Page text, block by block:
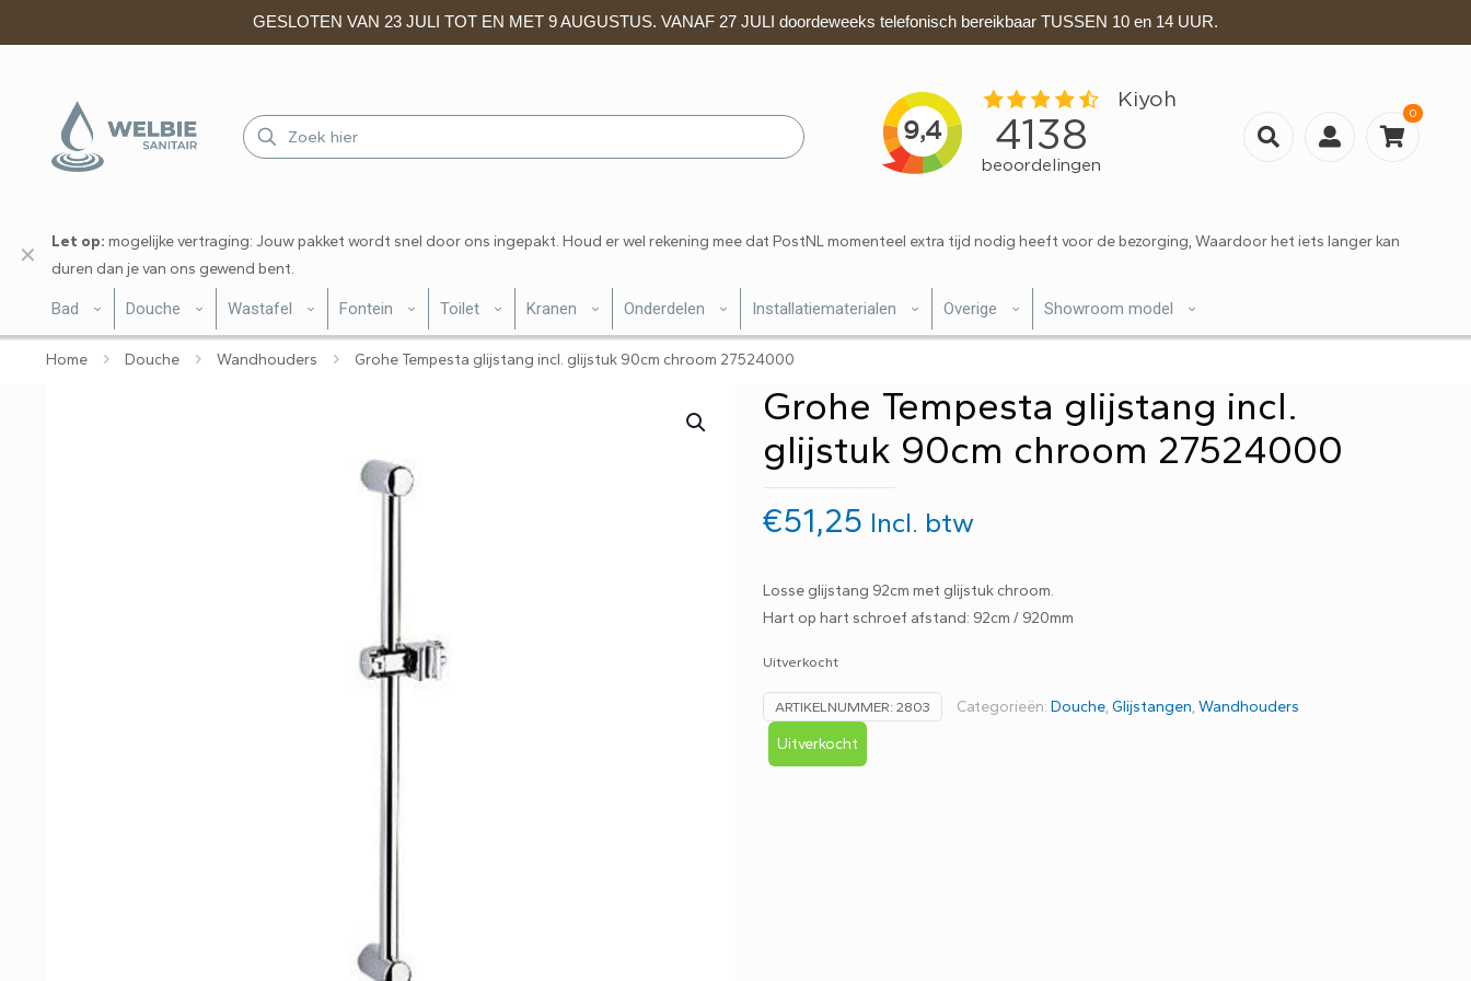
GESLOTEN VAN 23 JULI TOT EN MET 9 AUGUSTUS. VANAF 27 JULI doordeweeks telefonisch bereikbaar TUSSEN 10 en 14 UUR.
0
Let op: mogelijke vertraging: Jouw pakket wordt snel door ons ingepakt. Houd er wel rekening mee dat PostNL momenteel extra tijd nodig heeft voor de bezorging, Waardoor het iets langer kan
duren dan je van ons gewend bent.
✕
Bad Douche Wastafel Fontein Toilet Kranen Onderdelen Installatiematerialen Overige Showroom model
Home Douche Wandhouders Grohe Tempesta glijstang incl. glijstuk 90cm chroom 27524000
Grohe Tempesta glijstang incl.
glijstuk 90cm chroom 27524000
€51,25 Incl. btw
Losse glijstang 92cm met glijstuk chroom.
Hart op hart schroef afstand: 92cm / 920mm
Uitverkocht
ARTIKELNUMMER:2803 Categorieën:Douche,Glijstangen,Wandhouders
Uitverkocht